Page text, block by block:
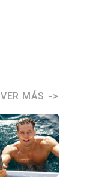
VER MÁS